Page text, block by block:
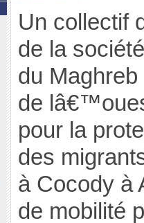
Un collectif
de la
du
de
pour la
des
à Cocody à
de mobilité